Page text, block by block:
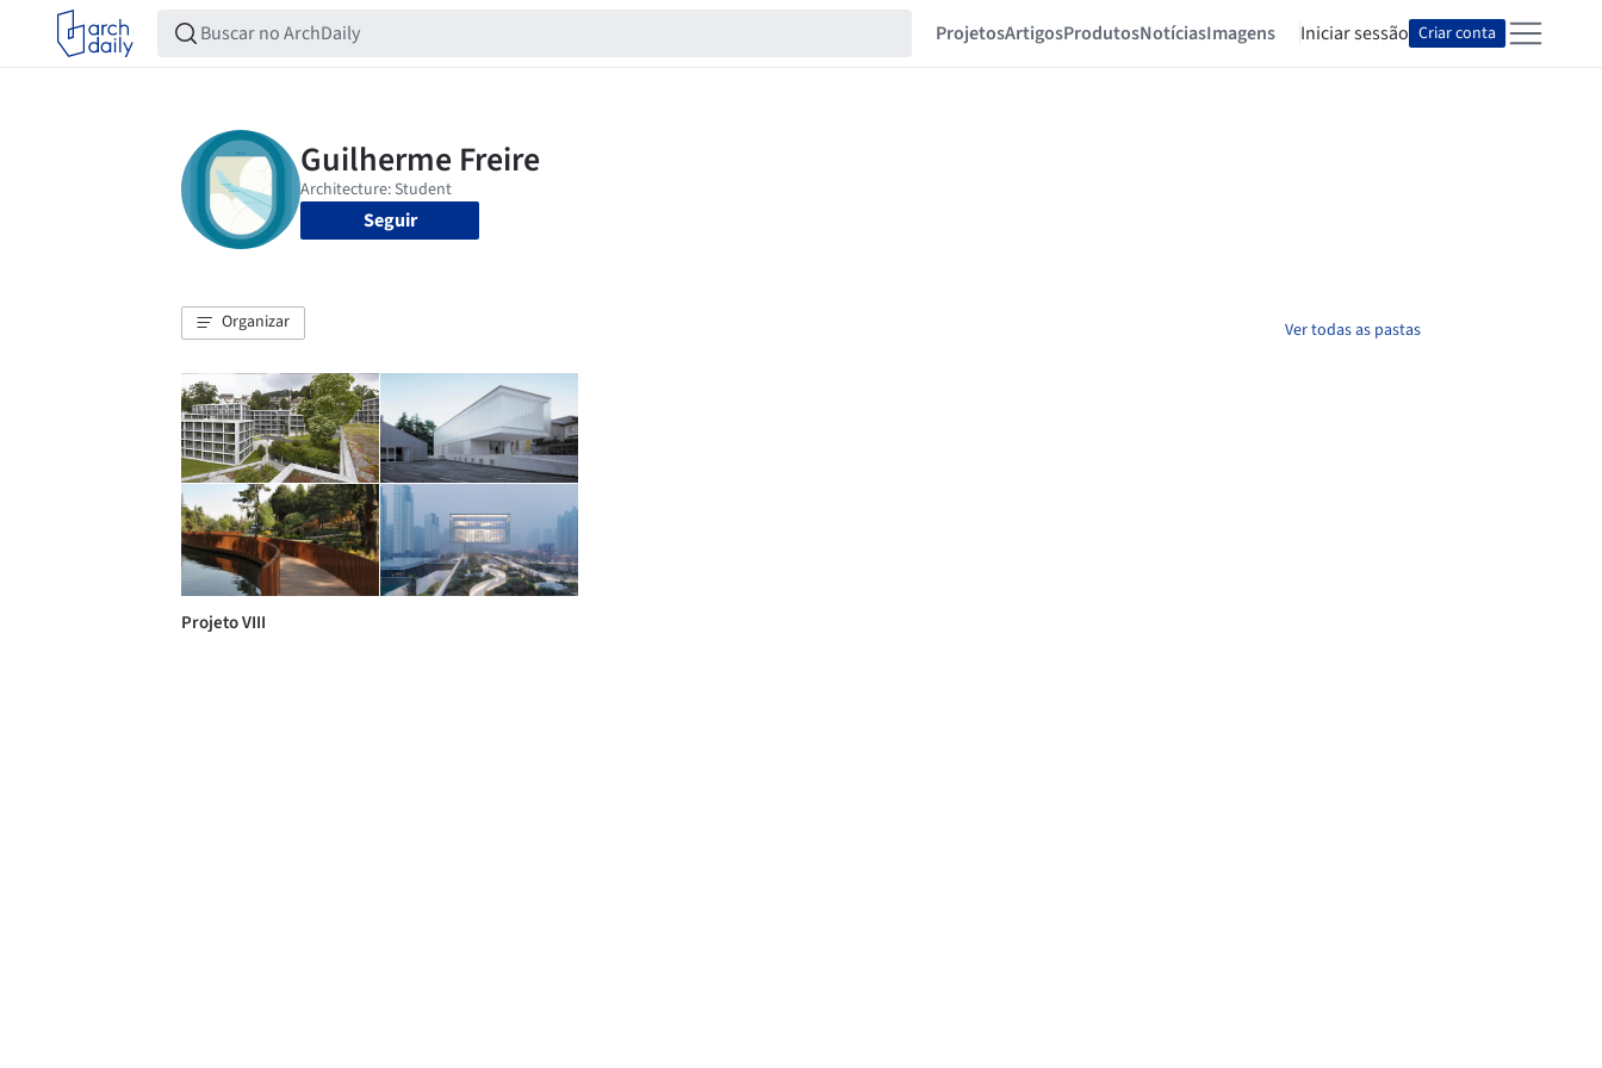
ProjetosArtigosProdutosNotíciasImagens Iniciar sessão Criar conta
Seguir
Organizar Ver todas as pastas
Projeto VIII